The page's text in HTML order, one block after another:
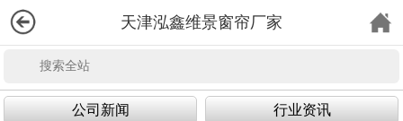
天津泓鑫维景窗帘厂家
公司新闻 行业资讯